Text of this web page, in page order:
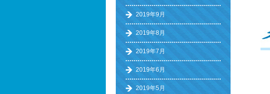
2019年9月
2019年8月
2019年7月
2019年6月
2019年5月